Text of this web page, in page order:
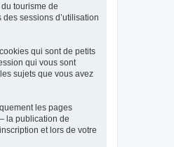
tourisme de
sessions d’utilisation
qui sont de petits
qui vous sont
sujets que vous avez
les pages
la publication de
et lors de votre